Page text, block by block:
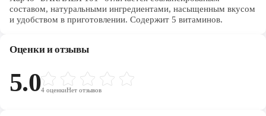
составом, натуральными ингредиентами, насыщенным вкусом
и удобством в приготовлении. Содержит 5 витаминов.
Оценки и отзывы
5.04 оценкиНет отзывов